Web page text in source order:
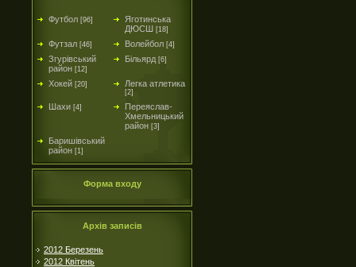
Футбол [96]
Яготинська
ДЮСШ [18]
Футзал [46] Волейбол [4]
Згурівський
район [12]
Більярд [6]
Хокей [20] Легка атлетика
[2]
Шахи [4]
Переяслав-
Хмельницький
район [3]
Баришівський
район [1]
Форма входу
Архів записів
2012 Березень
2012 Квітень